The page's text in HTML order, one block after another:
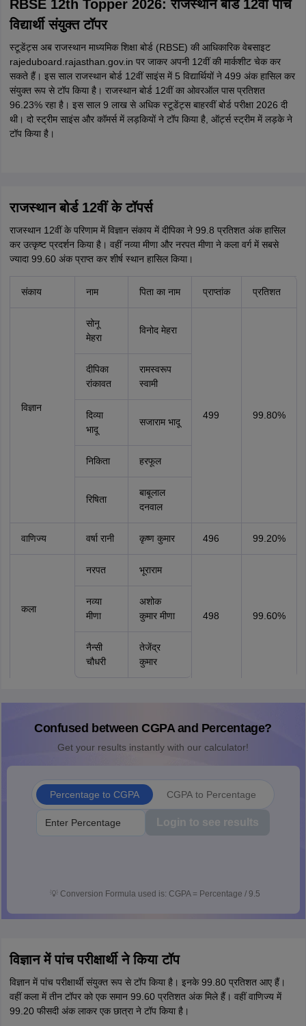
RBSE 12th Topper 2026: राजस्थान बोर्ड 12वीं पांच
विद्यार्थी संयुक्त टॉपर
स्टूडेंट्स अब राजस्थान माध्यमिक शिक्षा बोर्ड (RBSE) की आधिकारिक वेबसाइट
rajeduboard.rajasthan.gov.in पर जाकर अपनी 12वीं की मार्कशीट चेक कर
सकते हैं। इस साल राजस्थान बोर्ड 12वीं साइंस में 5 विद्यार्थियों ने 499 अंक हासिल कर
संयुक्त रूप से टॉप किया है। राजस्थान बोर्ड 12वीं का ओवरऑल पास प्रतिशत
96.23% रहा है। इस साल 9 लाख से अधिक स्टूडेंट्स बाहरवीं बोर्ड परीक्षा 2026 दी
थी। दो स्ट्रीम साइंस और कॉमर्स में लड़कियों ने टॉप किया है, ऑर्ट्स स्ट्रीम में लड़के ने
टॉप किया है।
राजस्थान बोर्ड 12वीं के टॉपर्स
राजस्थान 12वीं के परिणाम में विज्ञान संकाय में दीपिका ने 99.8 प्रतिशत अंक हासिल
कर उत्कृष्ट प्रदर्शन किया है। वहीं नव्या मीणा और नरपत मीणा ने कला वर्ग में सबसे
ज्यादा 99.60 अंक प्राप्त कर शीर्ष स्थान हासिल किया।
संकाय नाम पिता का नाम प्राप्तांक प्रतिशत
विज्ञान
सोनू
मेहरा
विनोद मेहरा
499 99.80%
दीपिका
रांकावत
रामस्वरूप
स्वामी
दिव्या
भादू
सजाराम भादू
निकिता हरफूल
रिषिता
बाबूलाल
दनवाल
वाणिज्य वर्षा रानी कृष्ण कुमार 496 99.20%
कला
नरपत भूराराम
498 99.60%
नव्या
मीणा
अशोक
कुमार मीणा
नैन्सी
चौधरी
तेजेंद्र
कुमार
Confused between CGPA and Percentage?
Get your results instantly with our calculator!
Percentage to CGPA CGPA to Percentage
Login to see results
💡 Conversion Formula used is: CGPA = Percentage / 9.5
विज्ञान में पांच परीक्षार्थी ने किया टॉप
विज्ञान में पांच परीक्षार्थी संयुक्त रूप से टॉप किया है। इनके 99.80 प्रतिशत आए हैं।
वहीं कला में तीन टॉपर को एक समान 99.60 प्रतिशत अंक मिले हैं। वहीं वाणिज्य में
99.20 फीसदी अंक लाकर एक छात्रा ने टॉप किया है।